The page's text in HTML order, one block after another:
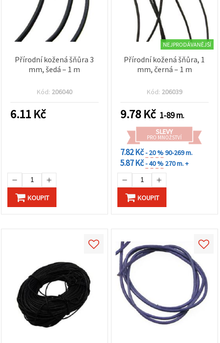
Přírodní kožená šňůra 3
mm, šedá – 1 m
Kód: 206040
6.11 Kč
KOUPIT
NEJPRODÁVANĚJŠÍ
Přírodní kožená šňůra, 1
mm, černá – 1 m
Kód: 206039
9.78 Kč 1-89 m.
SLEVY
PRO MNOŽSTVÍ
7.82 Kč- 20 %90-269 m.
5.87 Kč- 40 % 270 m. +
KOUPIT